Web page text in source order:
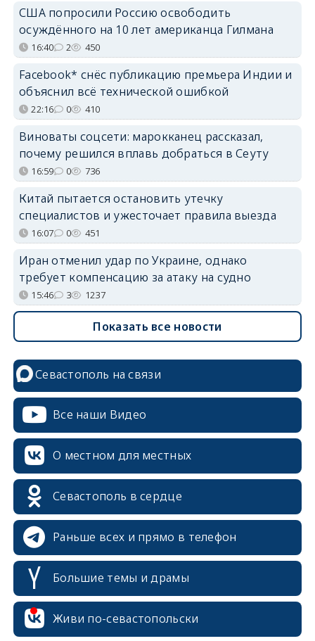
США попросили Россию освободить
осуждённого на 10 лет американца Гилмана
16:40 2 450
Facebook* снёс публикацию премьера Индии и
объяснил всё технической ошибкой
22:16 0 410
Виноваты соцсети: марокканец рассказал,
почему решился вплавь добраться в Сеуту
16:59 0 736
Китай пытается остановить утечку
специалистов и ужесточает правила выезда
16:07 0 451
Иран отменил удар по Украине, однако
требует компенсацию за атаку на судно
15:46 3 1237
Показать все новости
Севастополь на связи
Все наши Видео
О местном для местных
Севастополь в сердце
Раньше всех и прямо в телефон
Большие темы и драмы
Живи по-севастопольски
erid: 2SDnjcrDNw6